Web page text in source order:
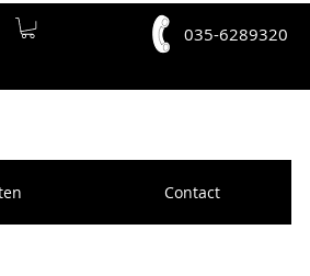
Contact
035-6289320